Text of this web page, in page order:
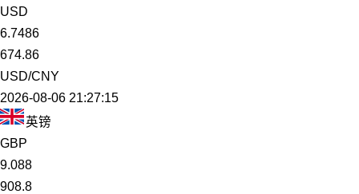
USD
6.7486
674.86
USD/CNY
2026-08-06 21:27:15
英镑
GBP
9.088
908.8